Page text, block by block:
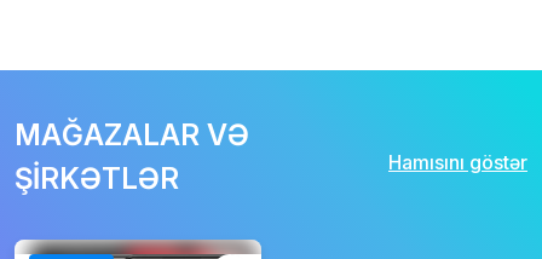
MAĞAZALAR VƏ
ŞİRKƏTLƏR
Hamısını göstər